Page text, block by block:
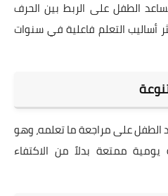
الطفل على الربط بين الحرف
أساليب التعلم فاعلية في سنوات
على مراجعة ما تعلمه، وهو
ممتعة بدلاً من الاكتفاء